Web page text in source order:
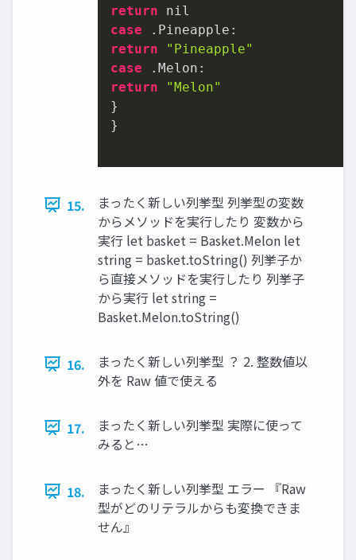
return
case
return
"Pineapple"
case
return
"Melon"
}
}
15.
まったく新しい列挙型 列挙型の変数
からメソッドを実行したり 変数から
実行 let basket = Basket.Melon let
string = basket.toString() 列挙子か
ら直接メソッドを実行したり 列挙子
から実行 let string =
Basket.Melon.toString()
16.
まったく新しい列挙型 ？ 2. 整数値以
外を Raw 値で使える
17.
まったく新しい列挙型 実際に使って
みると…
18.
まったく新しい列挙型 エラー 『Raw
型がどのリテラルからも変換できま
せん』